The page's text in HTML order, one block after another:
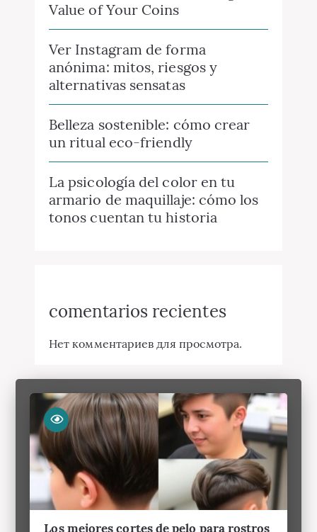
Ver Instagram de forma
anónima: mitos, riesgos y
alternativas sensatas
Belleza sostenible: cómo crear
un ritual eco-friendly
La psicología del color en tu
armario de maquillaje: cómo los
tonos cuentan tu historia
Los mejores cortes de pelo para rostros
redondos: guía completa y práctica